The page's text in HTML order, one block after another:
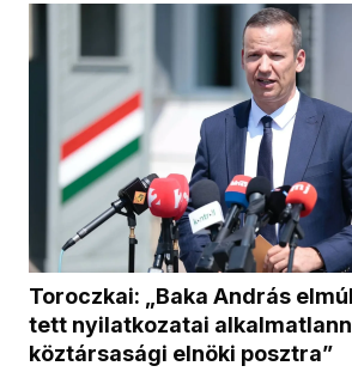
Toroczkai: „Baka András
tett nyilatkozatai
köztársasági elnöki posztra”